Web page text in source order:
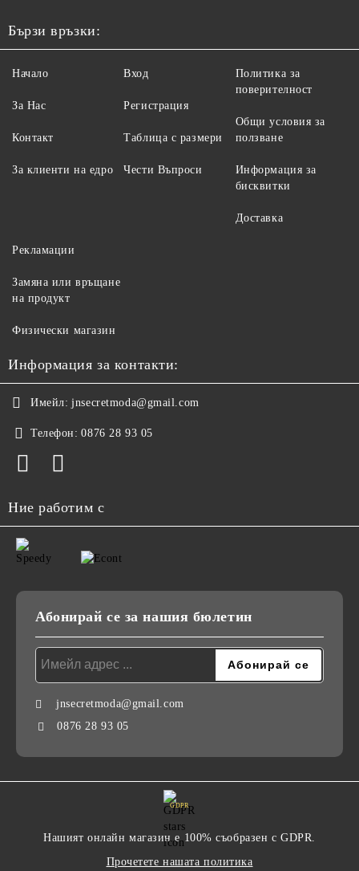
Бързи връзки:
Начало
За Нас
Контакт
За клиенти на едро
Вход
Регистрация
Таблица с размери
Чести Въпроси
Политика за
поверителност
Общи условия за
ползване
Информация за
бисквитки
Доставка
Рекламации
Замяна или връщане
на продукт
Физически магазин
Информация за контакти:
Имейл: jnsecretmoda@gmail.com
Телефон: 0876 28 93 05
Ние работим с
Абонирай се за нашия бюлетин
jnsecretmoda@gmail.com
0876 28 93 05
GDPR
Нашият онлайн магазин е 100% съобразен с GDPR.
Прочетете нашата политика